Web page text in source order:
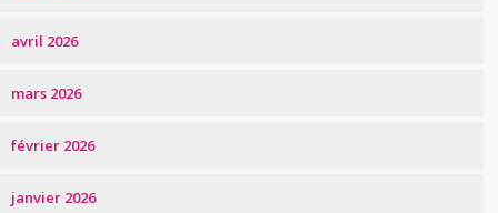
avril 2026
mars 2026
février 2026
janvier 2026